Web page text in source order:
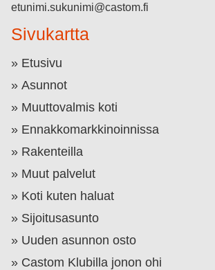
etunimi.sukunimi@castom.fi
Sivukartta
Etusivu
Asunnot
Muuttovalmis koti
Ennakkomarkkinoinnissa
Rakenteilla
Muut palvelut
Koti kuten haluat
Sijoitusasunto
Uuden asunnon osto
Castom Klubilla jonon ohi